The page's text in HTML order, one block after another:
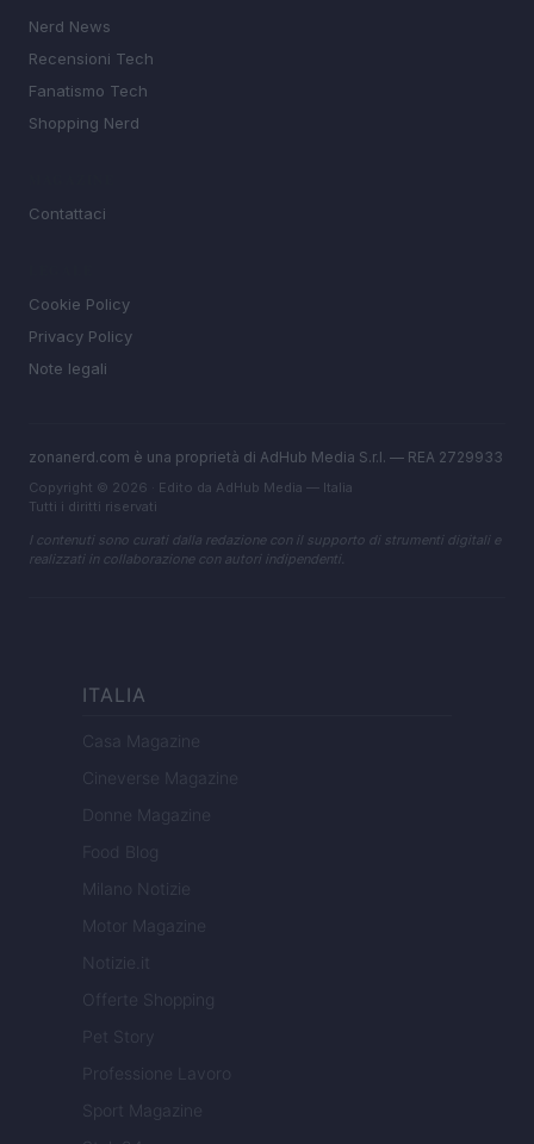
Nerd News
Recensioni Tech
Fanatismo Tech
Shopping Nerd
Contattaci
Cookie Policy
Privacy Policy
Note legali
zonanerd.com è una proprietà di AdHub Media S.r.l. — REA 2729933
Copyright © 2026 · Edito da AdHub Media — Italia
Tutti i diritti riservati
I contenuti sono curati dalla redazione con il supporto di strumenti digitali e
realizzati in collaborazione con autori indipendenti.
ITALIA
Casa Magazine
Cineverse Magazine
Donne Magazine
Food Blog
Milano Notizie
Motor Magazine
Notizie.it
Offerte Shopping
Pet Story
Professione Lavoro
Sport Magazine